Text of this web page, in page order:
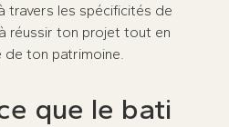
travers les spécificités de
réussir ton projet tout en
ton patrimoine.
que le bati